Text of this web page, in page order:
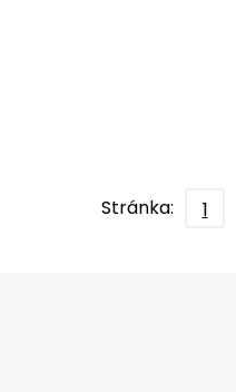
Stránka: 1